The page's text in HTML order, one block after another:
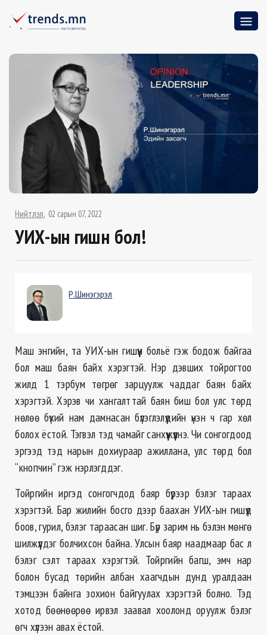
Нийтлэл 02 сарын 07, 2022
УИХ-ын гишүүн бол!
Р.Шинэгэрэл
Маш энгийн, та УИХ-ын гишүүн больё гэж бодож байгаа
бол маш баян байх хэрэгтэй. Нэр дэвших тойрогтоо
жилд 1 тэрбум төгрөг зарцуулж чаддаг баян байх
хэрэгтэй. Хэрэв чи хангалттай баян биш бол улс төрд
нөлөө бүхий нам дамнасан бүлэглэлүүдийн үнэн ч гар хөл
болох ёстой. Тэгвэл тэд чамайг санхүүжүүлнэ. Чи сонгогдоод
эргээд тэд нарын дохиураар ажиллана, улс төрд бол
“кнопчин” гэж нэрлэгддэг.
Тойргийн иргэд сонгогчдод баяр бүрээр бэлэг тараах
хэрэгтэй. Бар жилийн босго дээр баахан УИХ-ын гишүүд
боов, гурил, бэлэг тараасан шиг. Бүр зарим нь бэлэн мөнгө
шилжүүлдэг болчихсон байна. Улсын баяр наадмаар бас л
бэлэг сэлт тараах хэрэгтэй. Тойргийн багш, эмч нар
болон бусад төрийн албан хаагчдын дунд уралдаан
тэмцээн байнга зохион байгуулах хэрэгтэй болно. Тэд
хотод бөөнөөрөө ирвэл заавал хоолонд оруулж бэлэг
өгч хүлээн авах ёстой.